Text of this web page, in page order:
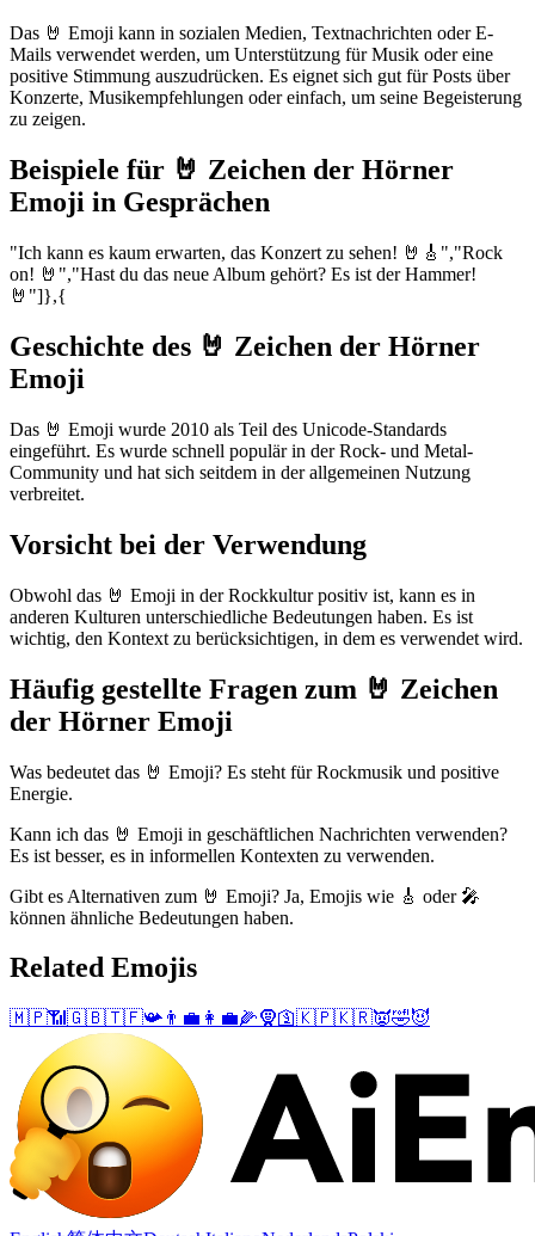
Das 🤘 Emoji kann in sozialen Medien, Textnachrichten oder E-
Mails verwendet werden, um Unterstützung für Musik oder eine
positive Stimmung auszudrücken. Es eignet sich gut für Posts über
Konzerte, Musikempfehlungen oder einfach, um seine Begeisterung
zu zeigen.
Beispiele für 🤘 Zeichen der Hörner
Emoji in Gesprächen
"Ich kann es kaum erwarten, das Konzert zu sehen! 🤘🎸","Rock
on! 🤘","Hast du das neue Album gehört? Es ist der Hammer!
🤘"]},{
Geschichte des 🤘 Zeichen der Hörner
Emoji
Das 🤘 Emoji wurde 2010 als Teil des Unicode-Standards
eingeführt. Es wurde schnell populär in der Rock- und Metal-
Community und hat sich seitdem in der allgemeinen Nutzung
verbreitet.
Vorsicht bei der Verwendung
Obwohl das 🤘 Emoji in der Rockkultur positiv ist, kann es in
anderen Kulturen unterschiedliche Bedeutungen haben. Es ist
wichtig, den Kontext zu berücksichtigen, in dem es verwendet wird.
Häufig gestellte Fragen zum 🤘 Zeichen
der Hörner Emoji
Was bedeutet das 🤘 Emoji? Es steht für Rockmusik und positive
Energie.
Kann ich das 🤘 Emoji in geschäftlichen Nachrichten verwenden?
Es ist besser, es in informellen Kontexten zu verwenden.
Gibt es Alternativen zum 🤘 Emoji? Ja, Emojis wie 🎸 oder 🎤
können ähnliche Bedeutungen haben.
Related Emojis
🇲🇵📶 🇬🇧🇹🇫📯 👨‍💼 👩‍💼🌽🧕🛐🇰🇵🇰🇷👿🤣😈